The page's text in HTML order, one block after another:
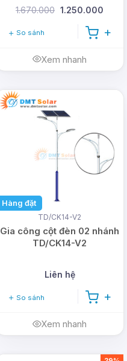
1.670.000 1.250.000
So sánh
Xem nhanh
Hàng đặt
TD/CK14-V2
Gia công cột đèn 02 nhánh
TD/CK14-V2
Liên hệ
So sánh
Xem nhanh